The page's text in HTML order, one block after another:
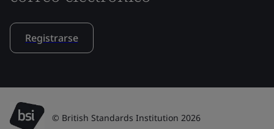
Registrarse
© British Standards Institution 2026